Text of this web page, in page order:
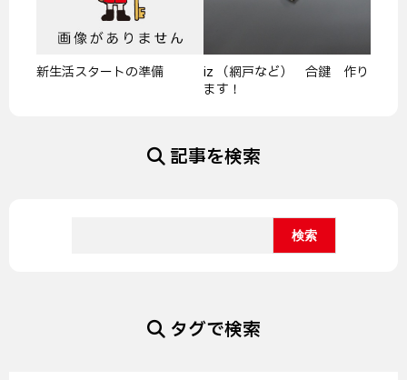
新生活スタートの準備
iz （網戸など） 合鍵 作り
ます！
記事を検索
タグで検索